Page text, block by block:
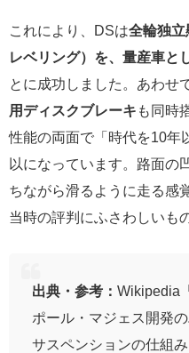
これにより、DSは全輪独立
レベリング）を、量産車と
とに成功しました。あわせ
用ディスクブレーキ も同時
性能の両面で「時代を10年
以になっています。路面の
ちながら滑るように走る感
当時の評判にふさわしいも
出典・参考： Wikipedia
ポール・マジェス開発
サスペンションの仕組